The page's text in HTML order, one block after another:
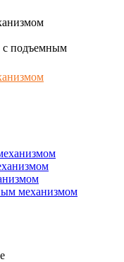
с подъемным
механизмом